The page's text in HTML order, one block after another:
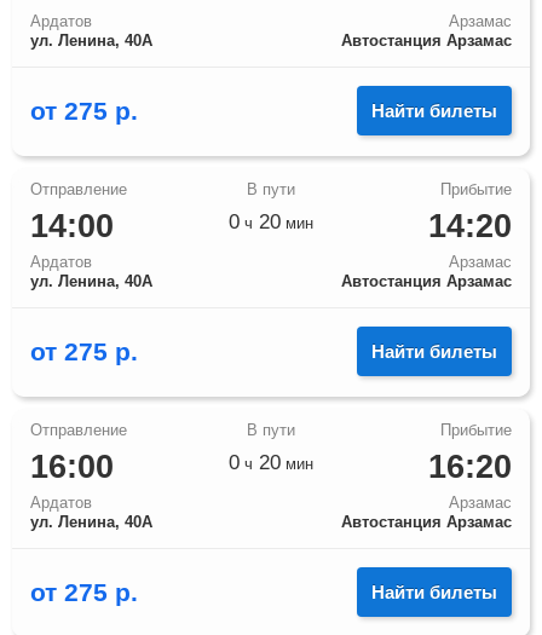
Ардатов
ул. Ленина, 40А
Арзамас
Автостанция Арзамас
от 275 р. Найти билеты
14:00
Ардатов
ул. Ленина, 40А
14:20
Арзамас
Автостанция Арзамас
0 ч 20 мин
от 275 р. Найти билеты
16:00
Ардатов
ул. Ленина, 40А
16:20
Арзамас
Автостанция Арзамас
0 ч 20 мин
от 275 р. Найти билеты